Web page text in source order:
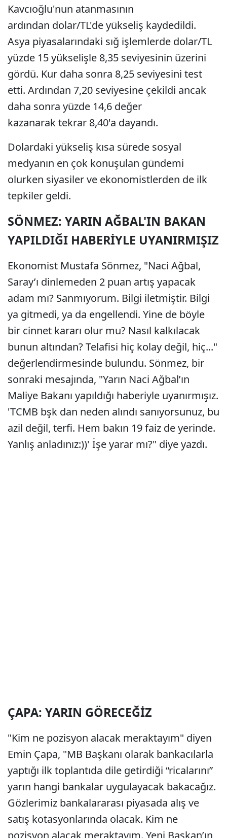
Kavcıoğlu'nun atanmasının
ardından dolar/TL'de yükseliş kaydedildi.
Asya piyasalarındaki sığ işlemlerde dolar/TL
yüzde 15 yükselişle 8,35 seviyesinin üzerini
gördü. Kur daha sonra 8,25 seviyesini test
etti. Ardından 7,20 seviyesine çekildi ancak
daha sonra yüzde 14,6 değer
kazanarak tekrar 8,40'a dayandı.
Dolardaki yükseliş kısa sürede sosyal
medyanın en çok konuşulan gündemi
olurken siyasiler ve ekonomistlerden de ilk
tepkiler geldi.
SÖNMEZ: YARIN AĞBAL'IN BAKAN
YAPILDIĞI HABERİYLE UYANIRMIŞIZ
Ekonomist Mustafa Sönmez, "Naci Ağbal,
Saray’ı dinlemeden 2 puan artış yapacak
adam mı? Sanmıyorum. Bilgi iletmiştir. Bilgi
ya gitmedi, ya da engellendi. Yine de böyle
bir cinnet kararı olur mu? Nasıl kalkılacak
bunun altından? Telafisi hiç kolay değil, hiç..."
değerlendirmesinde bulundu. Sönmez, bir
sonraki mesajında, "Yarın Naci Ağbal’ın
Maliye Bakanı yapıldığı haberiyle uyanırmışız.
'TCMB bşk dan neden alındı sanıyorsunuz, bu
azil değil, terfi. Hem bakın 19 faiz de yerinde.
Yanlış anladınız:))' İşe yarar mı?" diye yazdı.
ÇAPA: YARIN GÖRECEĞİZ
"Kim ne pozisyon alacak meraktayım" diyen
Emin Çapa, "MB Başkanı olarak bankacılarla
yaptığı ilk toplantıda dile getirdiği “ricalarını”
yarın hangi bankalar uygulayacak bakacağız.
Gözlerimiz bankalararası piyasada alış ve
satış kotasyonlarında olacak. Kim ne
pozisyon alacak meraktayım. Yeni Başkan’ın